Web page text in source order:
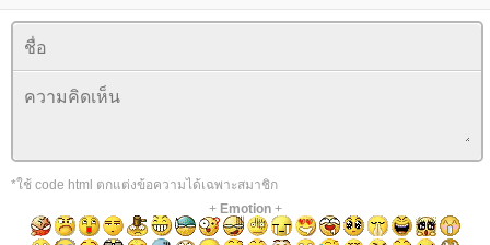
*ใช้ code html ตกแต่งข้อความได้เฉพาะสมาชิก
+ Emotion+